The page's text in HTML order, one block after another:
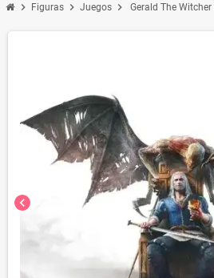
chevron_right Figuras chevron_right Juegos chevron_right Gerald The
chevron_left